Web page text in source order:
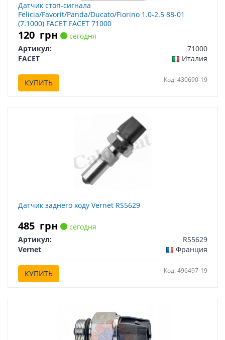
Датчик стоп-сигнала
Felicia/Favorit/Panda/Ducato/Fiorino 1.0-2.5 88-01
(7.1000) FACET FACET 71000
120 грн
сегодня
Артикул:
71000
FACET
Италия
КУПИТЬ Код: 430690-19
Датчик заднего ходу Vernet RS5629
485 грн
сегодня
Артикул:
RS5629
Vernet
Франция
КУПИТЬ Код: 496497-19